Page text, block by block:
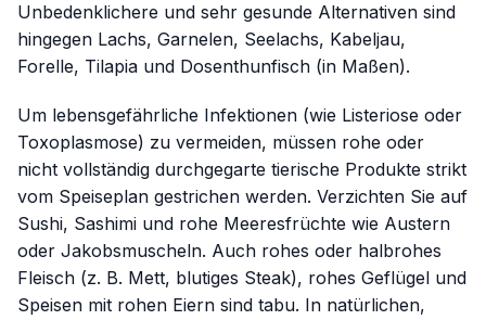
Unbedenklichere und sehr gesunde Alternativen sind
hingegen Lachs, Garnelen, Seelachs, Kabeljau,
Forelle, Tilapia und Dosenthunfisch (in Maßen).
Um lebensgefährliche Infektionen (wie Listeriose oder
Toxoplasmose) zu vermeiden, müssen rohe oder
nicht vollständig durchgegarte tierische Produkte strikt
vom Speiseplan gestrichen werden. Verzichten Sie auf
Sushi, Sashimi und rohe Meeresfrüchte wie Austern
oder Jakobsmuscheln. Auch rohes oder halbrohes
Fleisch (z. B. Mett, blutiges Steak), rohes Geflügel und
Speisen mit rohen Eiern sind tabu. In natürlichen,